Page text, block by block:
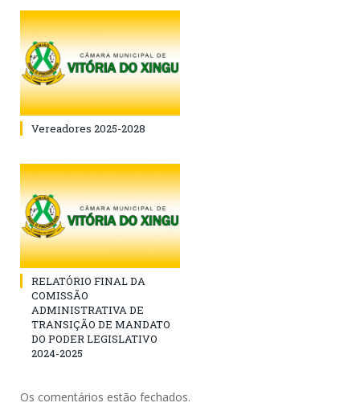
Vereadores 2025-2028
RELATÓRIO FINAL DA
COMISSÃO
ADMINISTRATIVA DE
TRANSIÇÃO DE MANDATO
DO PODER LEGISLATIVO
2024-2025
Os comentários estão fechados.